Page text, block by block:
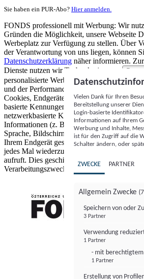
Sie haben ein PUR-Abo? Hier anmelden.
FONDS professionell mit Werbung: Wir
Gründen die Möglichkeit, unsere Webseite
Werbeplatz zur Verfügung zu stellen. Über
der Verantwortung von uns liegen, können
Datenschutzerklärung näher informieren.
Dienste nutzen wir Technologien von
personalisierte Werbung und Inhalte,
und der Performance von Inhalten sowie
Cookies, Endgeräte- oder ähnliche Online-
basierte Kennungen, zufällig generierte
netzwerkbasierte Kennungen) können
Informationen (z. B. Browsertyp und
Sprache, Bildschirmgröße, unterstützte
Ihrem Endgerät gespeichert oder von dort
jedes Mal wiederzuerkennen, wenn es eine
aufruft. Dies geschieht für einen oder
Verarbeitungszwecke.
Vielen Dank für Ihren
Bereitstellung unserer
Login-basierte
Informationen auf Ihrem
Werbung und Inhalte,
ist für den Zugriff auf die
Schalter ändern, oder
ZWECKE PARTNER
Allgemein Zwecke
Speichern von oder
3 Partner
Verwendung
1 Partner
- mit
1 Partner
Erstellung von
FONDS professionell